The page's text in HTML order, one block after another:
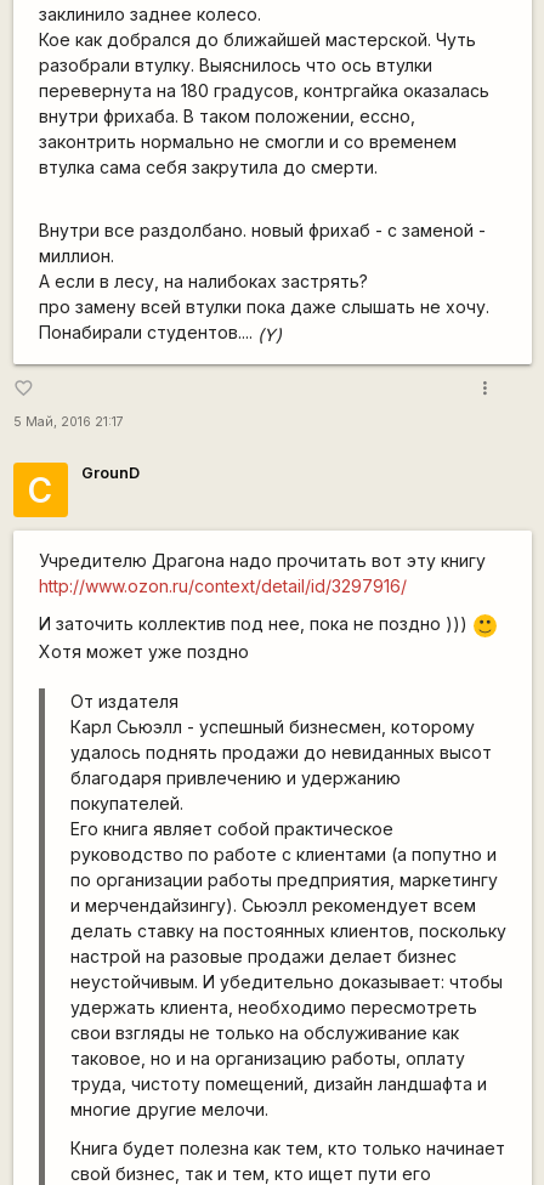
заклинило заднее колесо.
Кое как добрался до ближайшей мастерской. Чуть
разобрали втулку. Выяснилось что ось втулки
перевернута на 180 градусов, контргайка оказалась
внутри фрихаба. В таком положении, ессно,
законтрить нормально не смогли и со временем
втулка сама себя закрутила до смерти.
Внутри все раздолбано. новый фрихаб - с заменой -
миллион.
А если в лесу, на налибоках застрять?
про замену всей втулки пока даже слышать не хочу.
Понабирали студентов.... (Y)
favorite_border
5 Май, 2016 21:17
more_vert
С GrounD
Учредителю Драгона надо прочитать вот эту книгу
http://www.ozon.ru/context/detail/id/3297916/
И заточить коллектив под нее, пока не поздно )))
:)
Хотя может уже поздно
От издателя
Карл Сьюэлл - успешный бизнесмен, которому
удалось поднять продажи до невиданных высот
благодаря привлечению и удержанию
покупателей.
Его книга являет собой практическое
руководство по работе с клиентами (а попутно и
по организации работы предприятия, маркетингу
и мерчендайзингу). Сьюэлл рекомендует всем
делать ставку на постоянных клиентов, поскольку
настрой на разовые продажи делает бизнес
неустойчивым. И убедительно доказывает: чтобы
удержать клиента, необходимо пересмотреть
свои взгляды не только на обслуживание как
таковое, но и на организацию работы, оплату
труда, чистоту помещений, дизайн ландшафта и
многие другие мелочи.
Книга будет полезна как тем, кто только начинает
свой бизнес, так и тем, кто ищет пути его